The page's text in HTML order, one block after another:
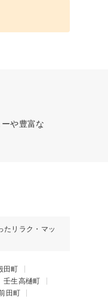
や豊富な
たリラク・マッ
田町
壬生高樋町
田町